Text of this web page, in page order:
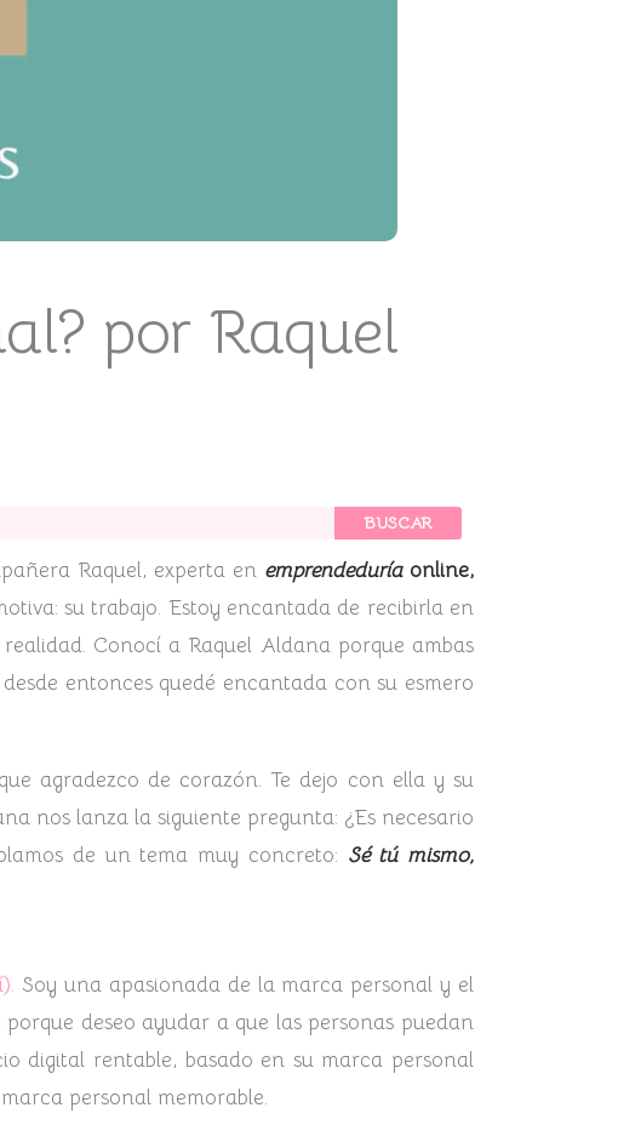
por Raquel
BUSCAR
Raquel, experta en emprendeduría online,
su trabajo. Estoy encantada de recibirla en
Conocí a Raquel Aldana porque ambas
entonces quedé encantada con su esmero
agradezco de corazón. Te dejo con ella y su
nos lanza la siguiente pregunta: ¿Es necesario
de un tema muy concreto: Sé tú mismo,
Soy una apasionada de la marca personal y el
deseo ayudar a que las personas puedan
digital rentable, basado en su marca personal
personal memorable.